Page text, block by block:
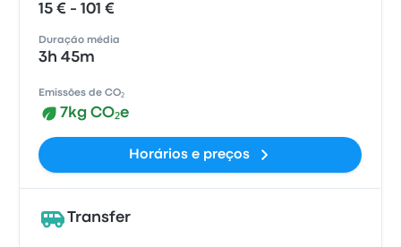
15 € - 101 €
Duração média
3h 45m
Emissões de CO₂
7kg CO₂e
Horários e preços
Transfer